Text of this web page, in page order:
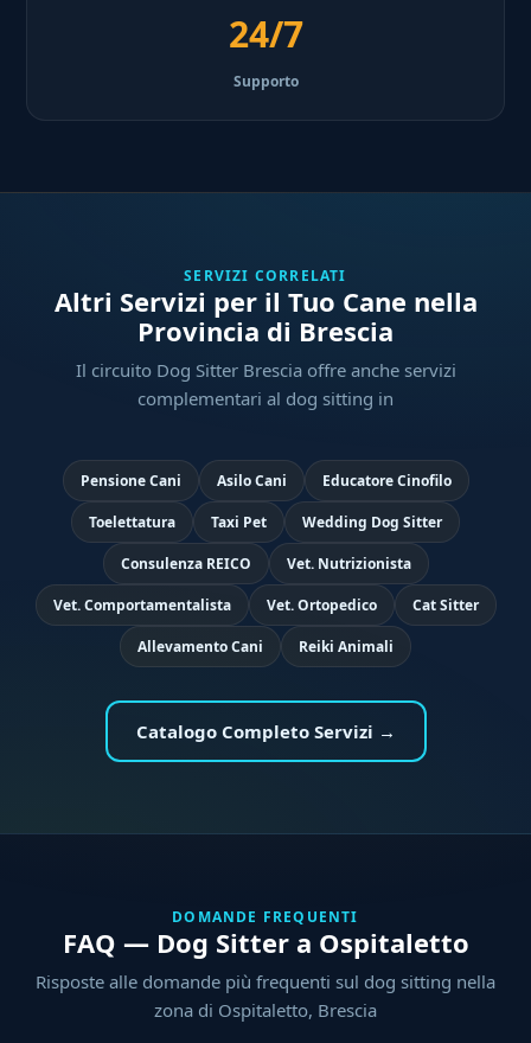
24/7
Supporto
SERVIZI CORRELATI
Altri Servizi per il Tuo Cane nella
Provincia di Brescia
Il circuito Dog Sitter Brescia offre anche servizi
complementari al dog sitting in
Pensione Cani Asilo Cani Educatore Cinofilo
Toelettatura Taxi Pet Wedding Dog Sitter
Consulenza REICO Vet. Nutrizionista
Vet. Comportamentalista Vet. Ortopedico Cat Sitter
Allevamento Cani Reiki Animali
Catalogo Completo Servizi →
DOMANDE FREQUENTI
FAQ — Dog Sitter a Ospitaletto
Risposte alle domande più frequenti sul dog sitting nella
zona di Ospitaletto, Brescia